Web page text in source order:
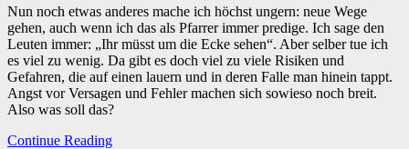
Nun noch etwas anderes mache ich höchst ungern: neue Wege
gehen, auch wenn ich das als Pfarrer immer predige. Ich sage den
Leuten immer: „Ihr müsst um die Ecke sehen“. Aber selber tue ich
es viel zu wenig. Da gibt es doch viel zu viele Risiken und
Gefahren, die auf einen lauern und in deren Falle man hinein tappt.
Angst vor Versagen und Fehler machen sich sowieso noch breit.
Also was soll das?
Continue Reading